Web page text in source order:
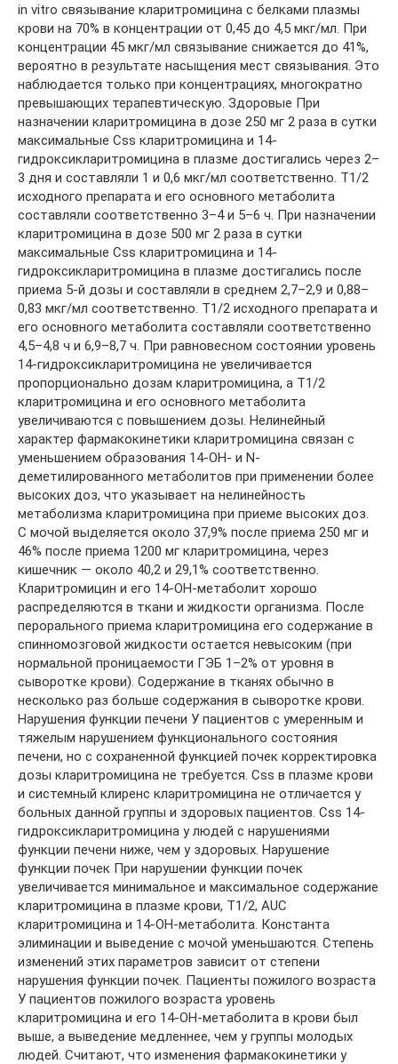
in vitro связывание кларитромицина с белками плазмы
крови на 70% в концентрации от 0,45 до 4,5 мкг/мл. При
концентрации 45 мкг/мл связывание снижается до 41%,
вероятно в результате насыщения мест связывания. Это
наблюдается только при концентрациях, многократно
превышающих терапевтическую. Здоровые При
назначении кларитромицина в дозе 250 мг 2 раза в сутки
максимальные Css кларитромицина и 14-
гидроксикларитромицина в плазме достигались через 2–
3 дня и составляли 1 и 0,6 мкг/мл соответственно. T1/2
исходного препарата и его основного метаболита
составляли соответственно 3–4 и 5–6 ч. При назначении
кларитромицина в дозе 500 мг 2 раза в сутки
максимальные Css кларитромицина и 14-
гидроксикларитромицина в плазме достигались после
приема 5-й дозы и составляли в среднем 2,7–2,9 и 0,88–
0,83 мкг/мл соответственно. T1/2 исходного препарата и
его основного метаболита составляли соответственно
4,5–4,8 ч и 6,9–8,7 ч. При равновесном состоянии уровень
14-гидроксикларитромицина не увеличивается
пропорционально дозам кларитромицина, а T1/2
кларитромицина и его основного метаболита
увеличиваются с повышением дозы. Нелинейный
характер фармакокинетики кларитромицина связан с
уменьшением образования 14-ОН- и N-
деметилированного метаболитов при применении более
высоких доз, что указывает на нелинейность
метаболизма кларитромицина при приеме высоких доз.
С мочой выделяется около 37,9% после приема 250 мг и
46% после приема 1200 мг кларитромицина, через
кишечник — около 40,2 и 29,1% соответственно.
Кларитромицин и его 14-ОН-метаболит хорошо
распределяются в ткани и жидкости организма. После
перорального приема кларитромицина его содержание в
спинномозговой жидкости остается невысоким (при
нормальной проницаемости ГЭБ 1–2% от уровня в
сыворотке крови). Содержание в тканях обычно в
несколько раз больше содержания в сыворотке крови.
Нарушения функции печени У пациентов с умеренным и
тяжелым нарушением функционального состояния
печени, но с сохраненной функцией почек корректировка
дозы кларитромицина не требуется. Css в плазме крови
и системный клиренс кларитромицина не отличается у
больных данной группы и здоровых пациентов. Css 14-
гидроксикларитромицина у людей с нарушениями
функции печени ниже, чем у здоровых. Нарушение
функции почек При нарушении функции почек
увеличивается минимальное и максимальное содержание
кларитромицина в плазме крови, T1/2, AUC
кларитромицина и 14-ОН-метаболита. Константа
элиминации и выведение с мочой уменьшаются. Степень
изменений этих параметров зависит от степени
нарушения функции почек. Пациенты пожилого возраста
У пациентов пожилого возраста уровень
кларитромицина и его 14-ОН-метаболита в крови был
выше, а выведение медленнее, чем у группы молодых
людей. Считают, что изменения фармакокинетики у